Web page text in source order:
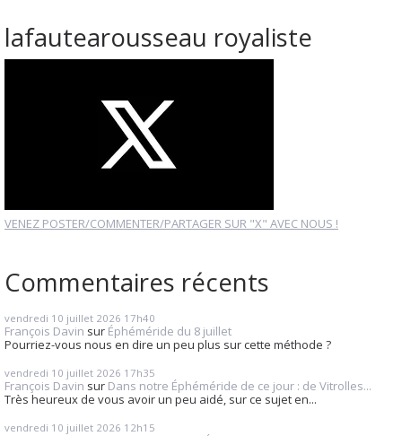
lafautearousseau royaliste
VENEZ POSTER/COMMENTER/PARTAGER SUR "X" AVEC NOUS !
Commentaires récents
vendredi 10 juillet 2026 17h40
François Davin sur Éphéméride du 8 juillet
Pourriez-vous nous en dire un peu plus sur cette méthode ?
vendredi 10 juillet 2026 17h35
François Davin sur Dans notre Éphéméride de ce jour : de Vitrolles...
Très heureux de vous avoir un peu aidé, sur ce sujet en...
vendredi 10 juillet 2026 12h15